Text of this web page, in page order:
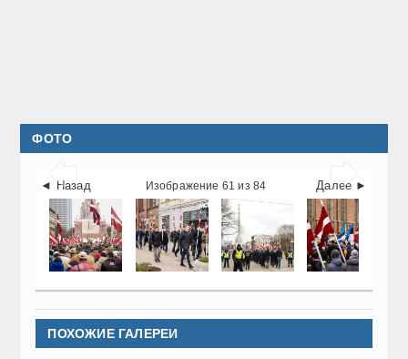
ФОТО
 
◄ Назад Далее ►
Изображение 61 из 84
ПОХОЖИЕ ГАЛЕРЕИ